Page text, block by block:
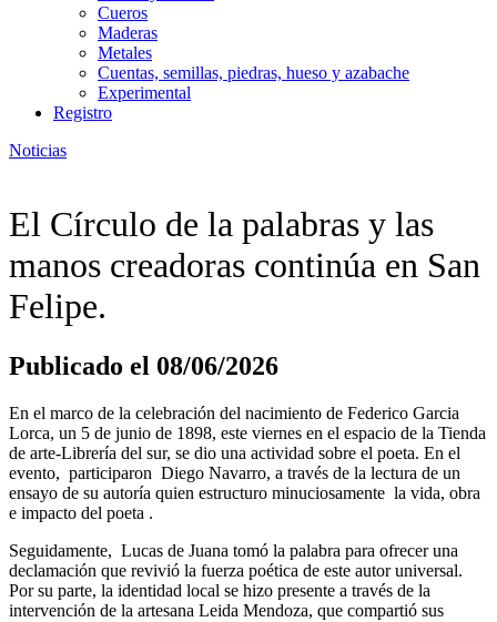
Cueros
Maderas
Metales
Cuentas, semillas, piedras, hueso y azabache
Experimental
Registro
Noticias
El Círculo de la palabras y las
manos creadoras continúa en San
Felipe.
Publicado el 08/06/2026
En el marco de la celebración del nacimiento de Federico Garcia
Lorca, un 5 de junio de 1898, este viernes en el espacio de la Tienda
de arte-Librería del sur, se dio una actividad sobre el poeta. En el
evento, participaron Diego Navarro, a través de la lectura de un
ensayo de su autoría quien estructuro minuciosamente la vida, obra
e impacto del poeta .
Seguidamente, Lucas de Juana tomó la palabra para ofrecer una
declamación que revivió la fuerza poética de este autor universal.
Por su parte, la identidad local se hizo presente a través de la
intervención de la artesana Leida Mendoza, que compartió sus